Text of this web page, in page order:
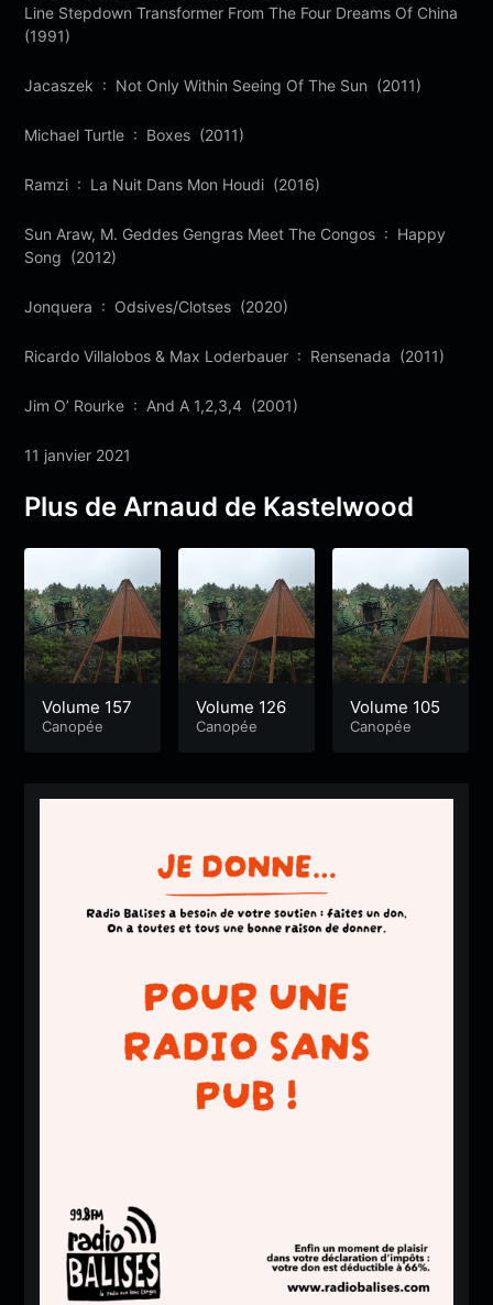
Line Stepdown Transformer From The Four Dreams Of China
(1991)
Jacaszek : Not Only Within Seeing Of The Sun (2011)
Michael Turtle : Boxes (2011)
Ramzi : La Nuit Dans Mon Houdi (2016)
Sun Araw, M. Geddes Gengras Meet The Congos : Happy
Song (2012)
Jonquera : Odsives/Clotses (2020)
Ricardo Villalobos & Max Loderbauer : Rensenada (2011)
Jim O’ Rourke : And A 1,2,3,4 (2001)
11 janvier 2021
Plus de Arnaud de Kastelwood
Volume 157
Canopée
Volume 126
Canopée
Volume 105
Canopée